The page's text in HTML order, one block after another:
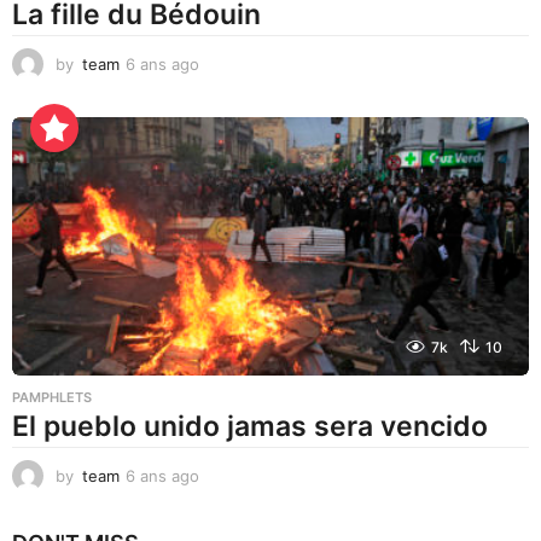
La fille du Bédouin
by team 6 ans ago
s
a
g
o
7k 10
PAMPHLETS
El pueblo unido jamas sera vencido
by team 6 ans ago